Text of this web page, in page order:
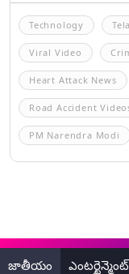
Technology
Viral Video
Heart Attack News
Road Accident
PM Narendra Modi
జాతీయం ఎంటర్టైన్మెంట్